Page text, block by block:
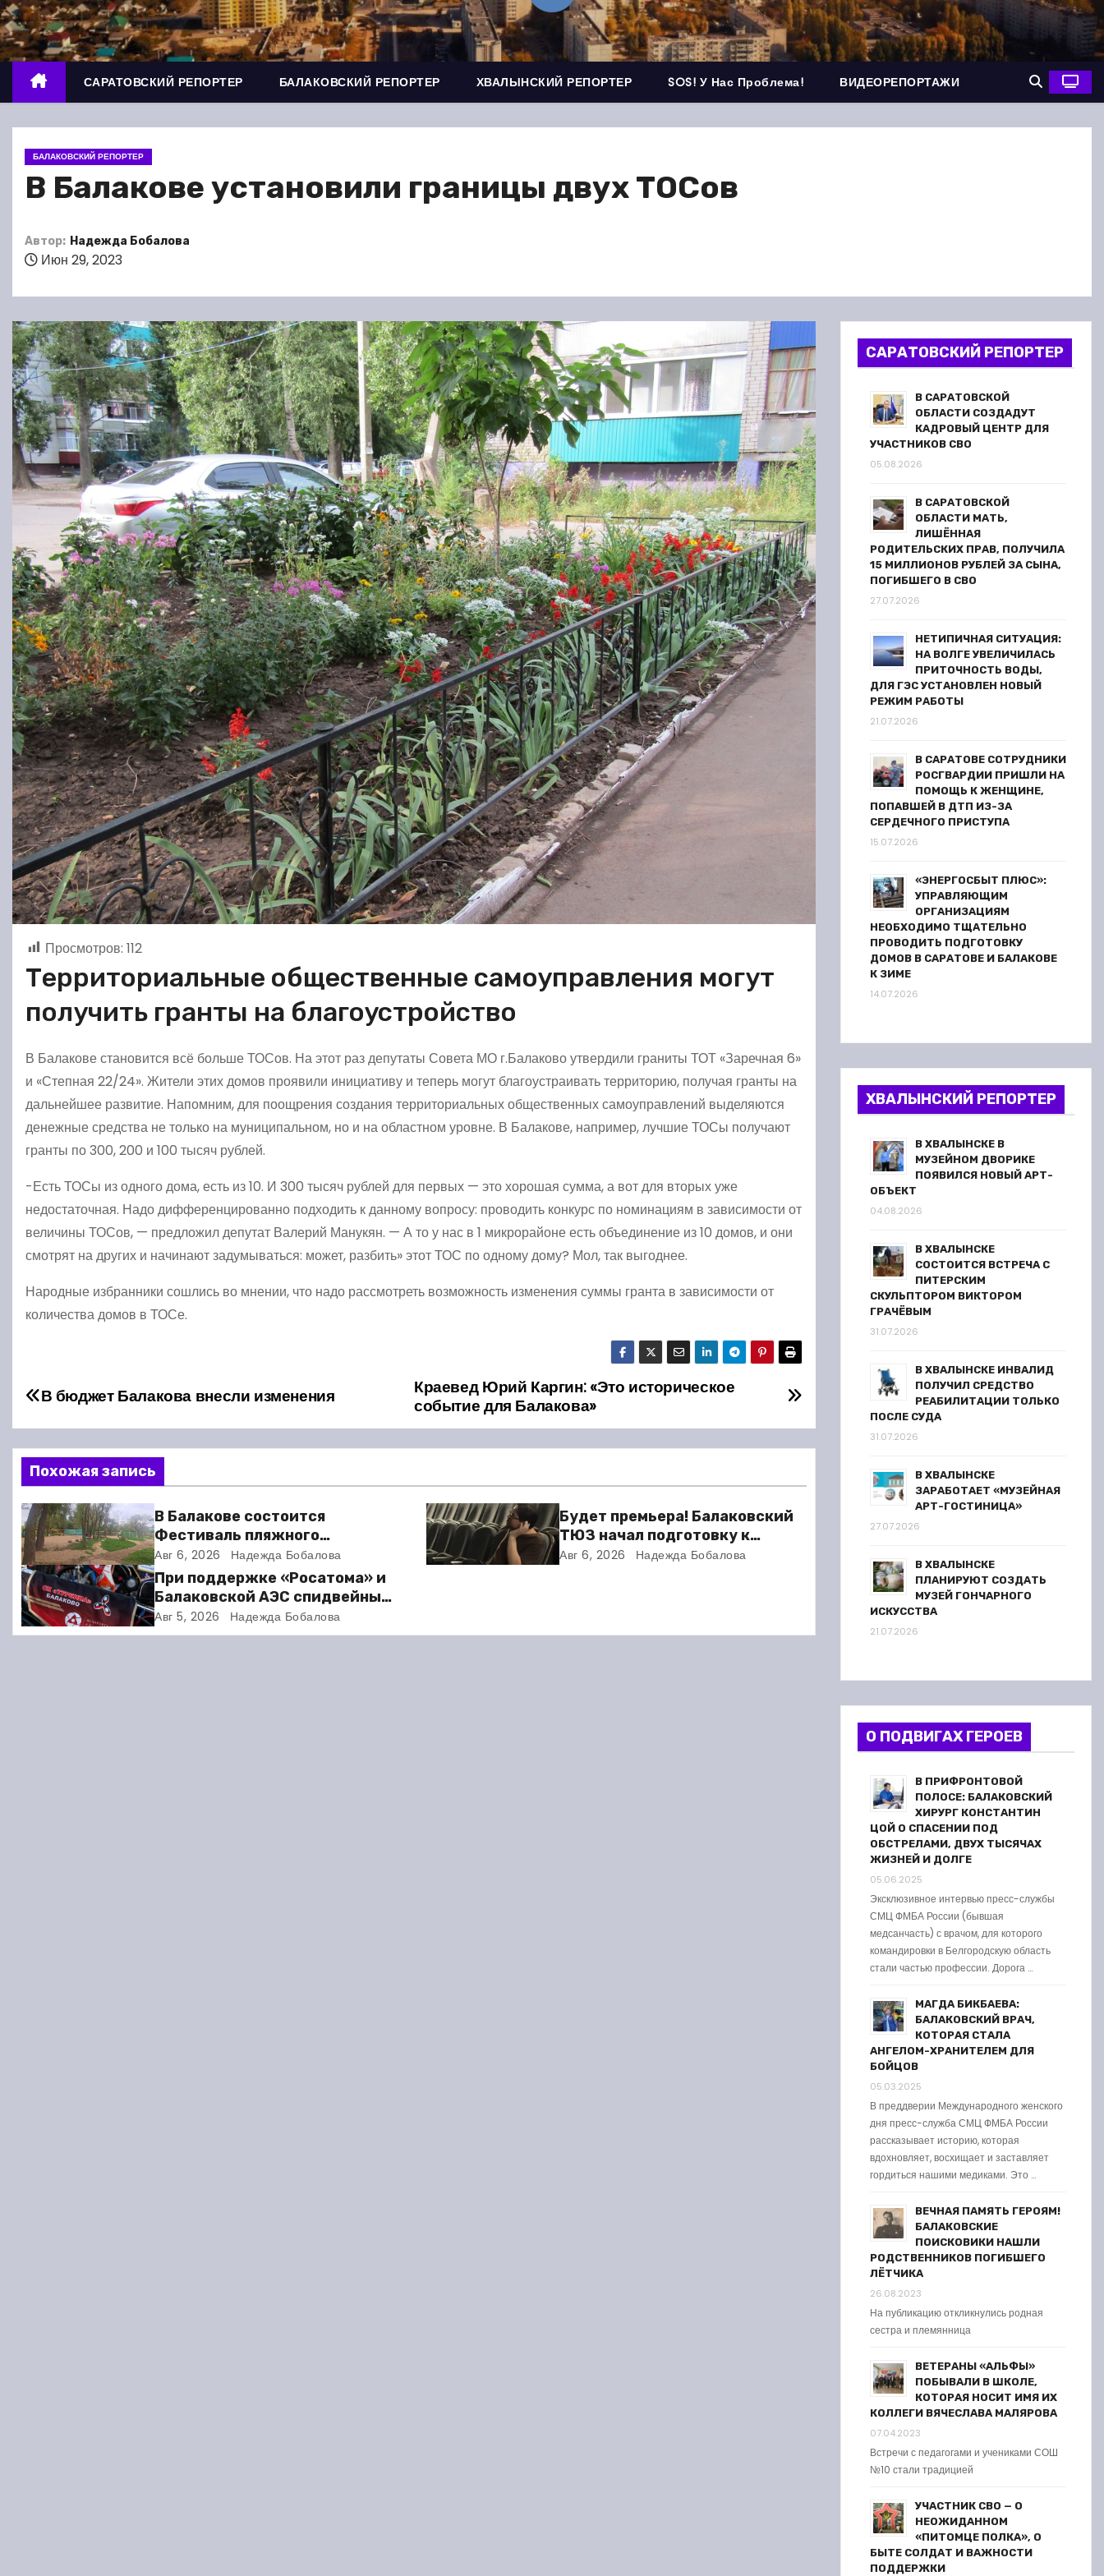
о
м
у
САРАТОВСКИЙ РЕПОРТЕР БАЛАКОВСКИЙ РЕПОРТЕР ХВАЛЫНСКИЙ РЕПОРТЕР SOS! У Нас Проблема! ВИДЕОРЕПОРТАЖИ
БАЛАКОВСКИЙ РЕПОРТЕР
В Балакове установили границы двух ТОСов
Автор: Надежда Бобалова
Июн 29, 2023
Просмотров: 112
Территориальные общественные самоуправления могут
получить гранты на благоустройство
В Балакове становится всё больше ТОСов. На этот раз депутаты Совета МО г.Балаково утвердили граниты ТОТ «Заречная 6»
и «Степная 22/24». Жители этих домов проявили инициативу и теперь могут благоустраивать территорию, получая гранты на
дальнейшее развитие. Напомним, для поощрения создания территориальных общественных самоуправлений выделяются
денежные средства не только на муниципальном, но и на областном уровне. В Балакове, например, лучшие ТОСы получают
гранты по 300, 200 и 100 тысяч рублей.
-Есть ТОСы из одного дома, есть из 10. И 300 тысяч рублей для первых — это хорошая сумма, а вот для вторых уже
недостаточная. Надо дифференцированно подходить к данному вопросу: проводить конкурс по номинациям в зависимости от
величины ТОСов, — предложил депутат Валерий Манукян. — А то у нас в 1 микрорайоне есть объединение из 10 домов, и они
смотрят на других и начинают задумываться: может, разбить» этот ТОС по одному дому? Мол, так выгоднее.
Народные избранники сошлись во мнении, что надо рассмотреть возможность изменения суммы гранта в зависимости от
количества домов в ТОСе.
Н
а
в
и
г
а
ц
и
Краевед Юрий Каргин: «Это историческое
событие для Балакова»
В бюджет Балакова внесли изменения
Похожая запись
В Балакове состоится
Фестиваль пляжного
волейбола
Авг 6, 2026 Надежда Бобалова
Будет премьера! Балаковский
ТЮЗ начал подготовку к
новому театральному сезону
Авг 6, 2026 Надежда Бобалова
При поддержке «Росатома» и
Балаковской АЭС спидвейный
клуб «Турбина» обновил
материально-техническую
Авг 5, 2026 Надежда Бобалова
САРАТОВСКИЙ РЕПОРТЕР
В САРАТОВСКОЙ
ОБЛАСТИ СОЗДАДУТ
КАДРОВЫЙ ЦЕНТР ДЛЯ
УЧАСТНИКОВ СВО
05.08.2026
В САРАТОВСКОЙ
ОБЛАСТИ МАТЬ,
ЛИШЁННАЯ
РОДИТЕЛЬСКИХ ПРАВ, ПОЛУЧИЛА
15 МИЛЛИОНОВ РУБЛЕЙ ЗА СЫНА,
ПОГИБШЕГО В СВО
27.07.2026
НЕТИПИЧНАЯ СИТУАЦИЯ:
НА ВОЛГЕ УВЕЛИЧИЛАСЬ
ПРИТОЧНОСТЬ ВОДЫ,
ДЛЯ ГЭС УСТАНОВЛЕН НОВЫЙ
РЕЖИМ РАБОТЫ
21.07.2026
В САРАТОВЕ СОТРУДНИКИ
РОСГВАРДИИ ПРИШЛИ НА
ПОМОЩЬ К ЖЕНЩИНЕ,
ПОПАВШЕЙ В ДТП ИЗ-ЗА
СЕРДЕЧНОГО ПРИСТУПА
15.07.2026
«ЭНЕРГОСБЫТ ПЛЮС»:
УПРАВЛЯЮЩИМ
ОРГАНИЗАЦИЯМ
НЕОБХОДИМО ТЩАТЕЛЬНО
ПРОВОДИТЬ ПОДГОТОВКУ
ДОМОВ В САРАТОВЕ И БАЛАКОВЕ
К ЗИМЕ
14.07.2026
ХВАЛЫНСКИЙ РЕПОРТЕР
В ХВАЛЫНСКЕ В
МУЗЕЙНОМ ДВОРИКЕ
ПОЯВИЛСЯ НОВЫЙ АРТ-
ОБЪЕКТ
04.08.2026
В ХВАЛЫНСКЕ
СОСТОИТСЯ ВСТРЕЧА С
ПИТЕРСКИМ
СКУЛЬПТОРОМ ВИКТОРОМ
ГРАЧЁВЫМ
31.07.2026
В ХВАЛЫНСКЕ ИНВАЛИД
ПОЛУЧИЛ СРЕДСТВО
РЕАБИЛИТАЦИИ ТОЛЬКО
ПОСЛЕ СУДА
31.07.2026
В ХВАЛЫНСКЕ
ЗАРАБОТАЕТ «МУЗЕЙНАЯ
АРТ-ГОСТИНИЦА»
27.07.2026
В ХВАЛЫНСКЕ
ПЛАНИРУЮТ СОЗДАТЬ
МУЗЕЙ ГОНЧАРНОГО
ИСКУССТВА
21.07.2026
О ПОДВИГАХ ГЕРОЕВ
В ПРИФРОНТОВОЙ
ПОЛОСЕ: БАЛАКОВСКИЙ
ХИРУРГ КОНСТАНТИН
ЦОЙ О СПАСЕНИИ ПОД
ОБСТРЕЛАМИ, ДВУХ ТЫСЯЧАХ
ЖИЗНЕЙ И ДОЛГЕ
05.06.2025
Эксклюзивное интервью пресс-службы
СМЦ ФМБА России (бывшая
медсанчасть) с врачом, для которого
командировки в Белгородскую область
стали частью профессии. Дорога …
МАГДА БИКБАЕВА:
БАЛАКОВСКИЙ ВРАЧ,
КОТОРАЯ СТАЛА
АНГЕЛОМ-ХРАНИТЕЛЕМ ДЛЯ
БОЙЦОВ
05.03.2025
В преддверии Международного женского
дня пресс-служба СМЦ ФМБА России
рассказывает историю, которая
вдохновляет, восхищает и заставляет
гордиться нашими медиками. Это …
ВЕЧНАЯ ПАМЯТЬ ГЕРОЯМ!
БАЛАКОВСКИЕ
ПОИСКОВИКИ НАШЛИ
РОДСТВЕННИКОВ ПОГИБШЕГО
ЛЁТЧИКА
26.08.2023
На публикацию откликнулись родная
сестра и племянница
ВЕТЕРАНЫ «АЛЬФЫ»
ПОБЫВАЛИ В ШКОЛЕ,
КОТОРАЯ НОСИТ ИМЯ ИХ
КОЛЛЕГИ ВЯЧЕСЛАВА МАЛЯРОВА
07.04.2023
Встречи с педагогами и учениками СОШ
№10 стали традицией
УЧАСТНИК СВО — О
НЕОЖИДАННОМ
«ПИТОМЦЕ ПОЛКА», О
БЫТЕ СОЛДАТ И ВАЖНОСТИ
ПОДДЕРЖКИ